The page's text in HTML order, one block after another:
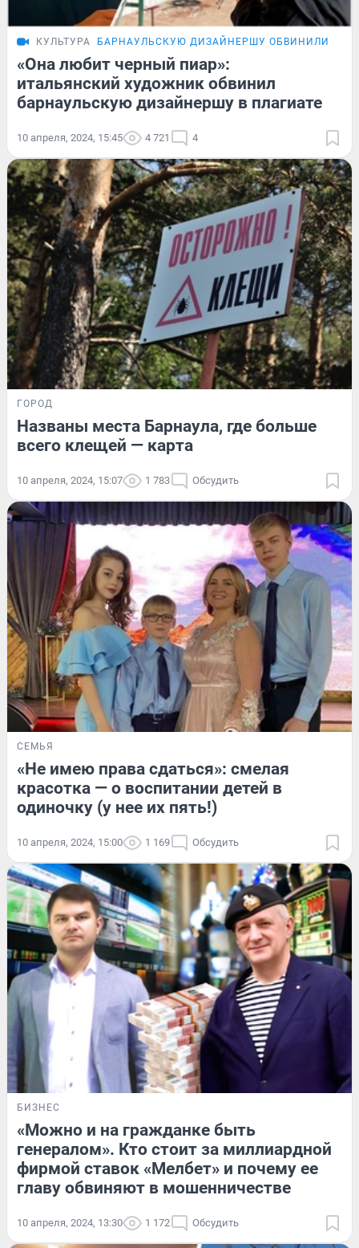
КУЛЬТУРА БАРНАУЛЬСКУЮ ДИЗАЙНЕРШУ ОБВИНИЛИ В
«Она любит черный пиар»:
итальянский художник обвинил
барнаульскую дизайнершу в плагиате
10 апреля, 2024, 15:45 4 721 4
ГОРОД
Названы места Барнаула, где больше
всего клещей — карта
10 апреля, 2024, 15:07 1 783 Обсудить
СЕМЬЯ
«Не имею права сдаться»: смелая
красотка — о воспитании детей в
одиночку (у нее их пять!)
10 апреля, 2024, 15:00 1 169 Обсудить
БИЗНЕС
«Можно и на гражданке быть
генералом». Кто стоит за миллиардной
фирмой ставок «Мелбет» и почему ее
главу обвиняют в мошенничестве
10 апреля, 2024, 13:30 1 172 Обсудить